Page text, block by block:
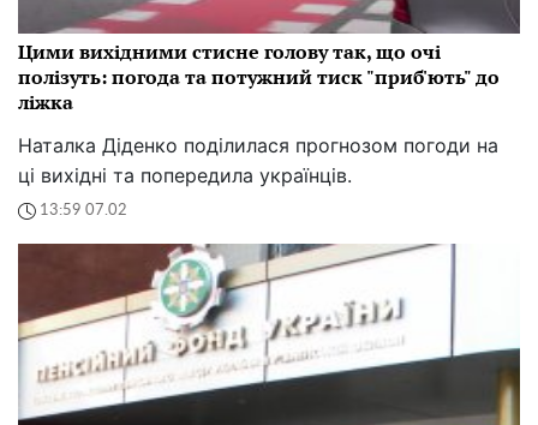
Цими вихідними стисне голову так, що очі
полізуть: погода та потужний тиск "приб'ють" до
ліжка
Наталка Діденко поділилася прогнозом погоди на
ці вихідні та попередила українців.
13:59 07.02